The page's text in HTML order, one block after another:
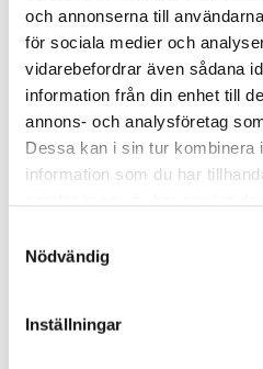
och annonserna till
för sociala medier och
vidarebefordrar även sådana
information från din enhet till
annons- och analysföretag
Dessa kan i sin tur kombinera
information som du har
Nödvändig
Inställningar
Armring 18K
gulguld 01-74-12
kr
21 938 kr